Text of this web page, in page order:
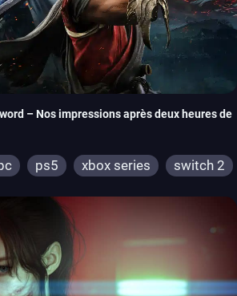
– Nos impressions après deux heures de
ps5 xbox series switch 2